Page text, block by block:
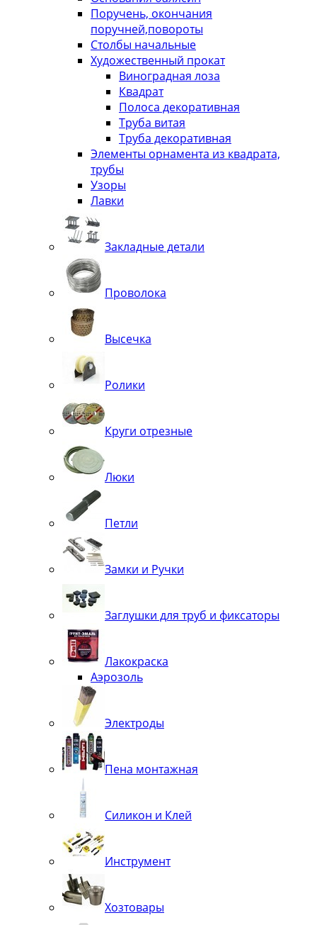
Поручень, окончания
поручней,повороты
Столбы начальные
Художественный прокат
Виноградная лоза
Квадрат
Полоса декоративная
Труба витая
Труба декоративная
Элементы орнамента из квадрата,
трубы
Узоры
Лавки
Закладные детали
Проволока
Высечка
Ролики
Круги отрезные
Люки
Петли
Замки и Ручки
Заглушки для труб и фиксаторы
Лакокраска
Аэрозоль
Электроды
Пена монтажная
Силикон и Клей
Инструмент
Хозтовары